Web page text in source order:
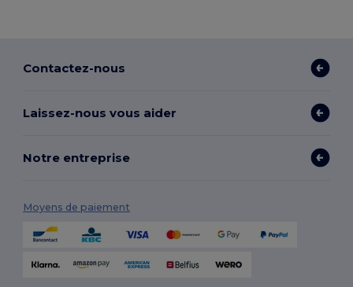
Contactez-nous
Laissez-nous vous aider
Notre entreprise
Moyens de paiement